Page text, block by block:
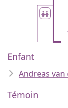
Enfant
Andreas van
Témoin